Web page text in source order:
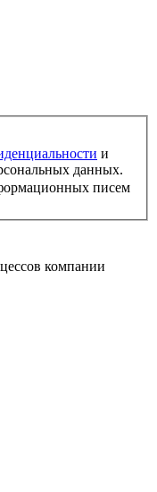
и
данных.
писем
компании